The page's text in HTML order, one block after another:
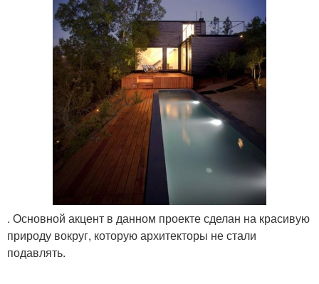
. Основной акцент в данном проекте сделан на красивую
природу вокруг, которую архитекторы не стали
подавлять.